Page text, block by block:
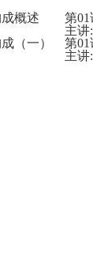
概述
（一）
第
主
第
主